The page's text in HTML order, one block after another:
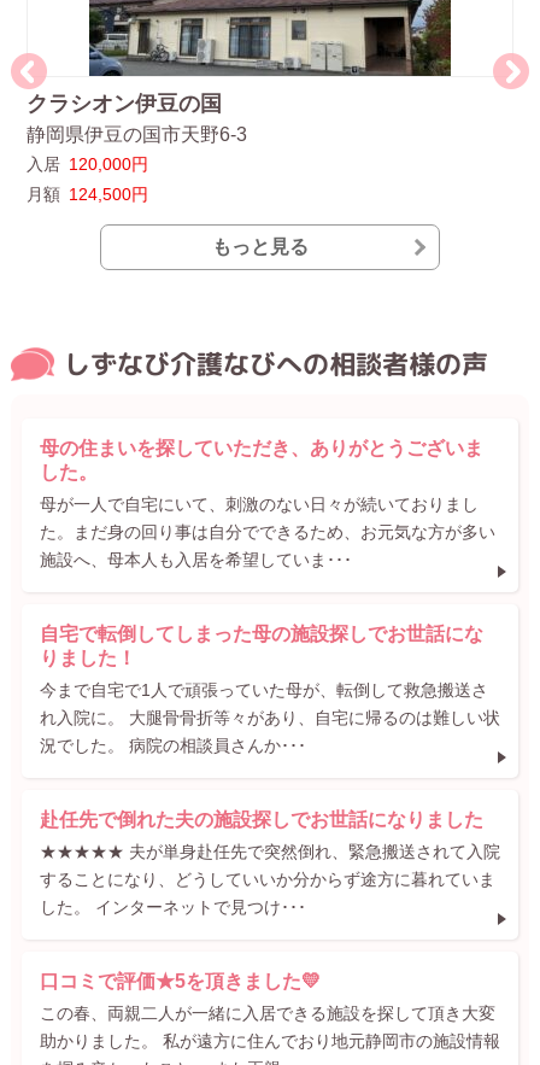
クラシオン伊豆の国
静岡県伊豆の国市天野6-3
入居 120,000円
月額 124,500円
もっと見る
しずなび介護なびへの相談者様の声
母の住まいを探していただき、ありがとうございま
した。
母が一人で自宅にいて、刺激のない日々が続いておりまし
た。まだ身の回り事は自分でできるため、お元気な方が多い
施設へ、母本人も入居を希望していま･･･
自宅で転倒してしまった母の施設探しでお世話にな
りました！
今まで自宅で1人で頑張っていた母が、転倒して救急搬送さ
れ入院に。 大腿骨骨折等々があり、自宅に帰るのは難しい状
況でした。 病院の相談員さんか･･･
赴任先で倒れた夫の施設探しでお世話になりました
★★★★★ 夫が単身赴任先で突然倒れ、緊急搬送されて入院
することになり、どうしていいか分からず途方に暮れていま
した。 インターネットで見つけ･･･
口コミで評価★5を頂きました💛
この春、両親二人が一緒に入居できる施設を探して頂き大変
助かりました。 私が遠方に住んでおり地元静岡市の施設情報